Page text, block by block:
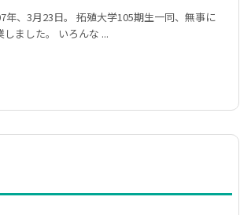
年、3月23日。 拓殖大学105期生一同、無事に
しました。 いろんな ...